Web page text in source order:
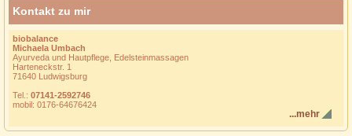
Kontakt zu mir
biobalance
Michaela Umbach
Ayurveda und Hautpflege, Edelsteinmassagen
Harteneckstr. 1
71640 Ludwigsburg
Tel.: 07141-2592746
mobil: 0176-64676424
...mehr